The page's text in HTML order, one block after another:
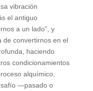
vibración
el antiguo
a un lado”, y
de convertirnos en el
haciendo
condicionamientos
alquímico,
—pasado o